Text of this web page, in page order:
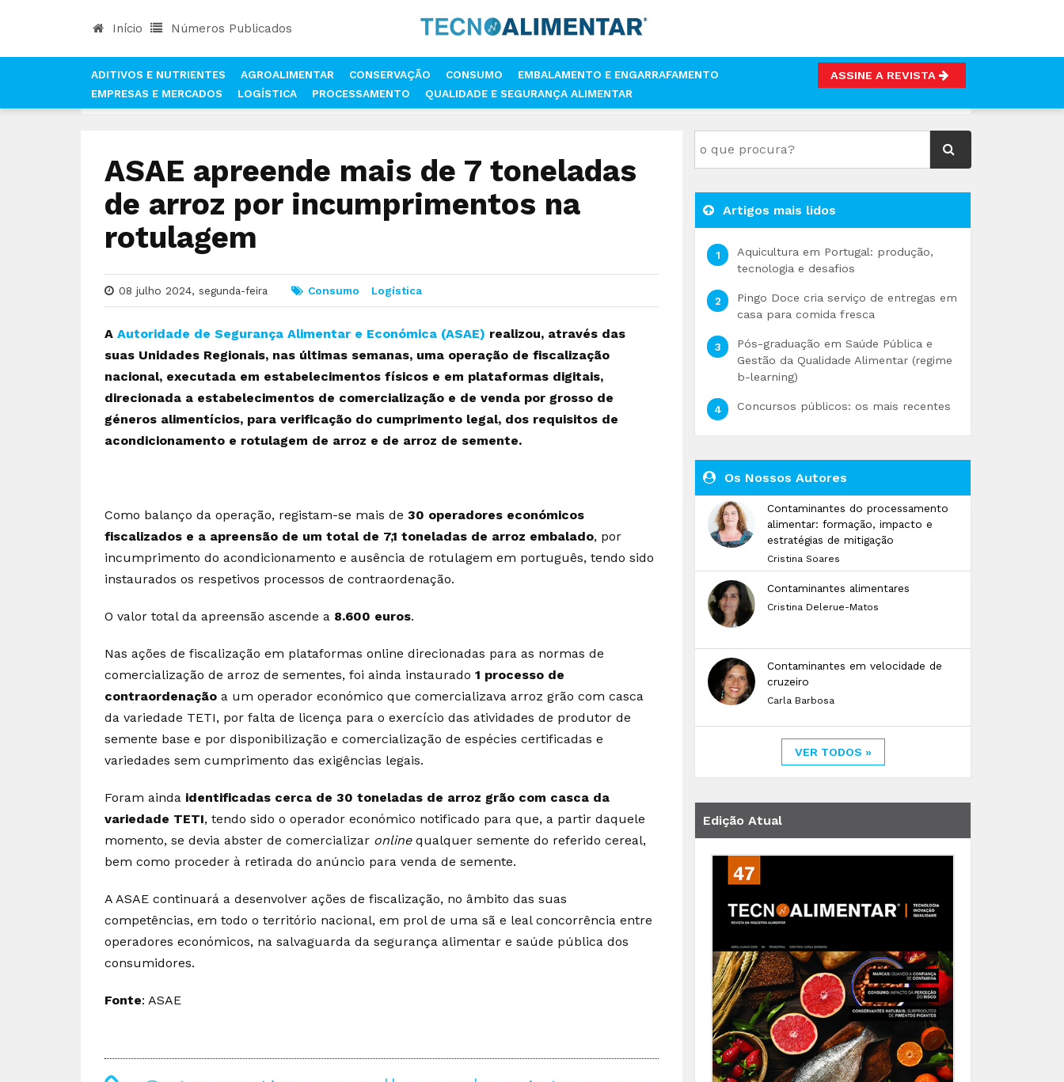
Início Números Publicados
ADITIVOS E NUTRIENTES AGROALIMENTAR CONSERVAÇÃO CONSUMO
EMBALAMENTO E ENGARRAFAMENTO
EMPRESAS E MERCADOS
LOGÍSTICA PROCESSAMENTO QUALIDADE E SEGURANÇA ALIMENTAR
ASSINE A REVISTA
ASAE APREENDE MAIS DE 7 TONELADAS DE ARROZ POR INCUMPRIMENTOS NA ROTULAGEM
ASAE apreende mais de 7 toneladas
de arroz por incumprimentos na
rotulagem
08 julho 2024, segunda-feira Consumo Logística
A Autoridade de Segurança Alimentar e Económica (ASAE) realizou, através das
suas Unidades Regionais, nas últimas semanas, uma operação de fiscalização
nacional, executada em estabelecimentos físicos e em plataformas digitais,
direcionada a estabelecimentos de comercialização e de venda por grosso de
géneros alimentícios, para verificação do cumprimento legal, dos requisitos de
acondicionamento e rotulagem de arroz e de arroz de semente.
Como balanço da operação, registam-se mais de 30 operadores económicos
fiscalizados e a apreensão de um total de 7,1 toneladas de arroz embalado, por
incumprimento do acondicionamento e ausência de rotulagem em português, tendo sido
instaurados os respetivos processos de contraordenação.
O valor total da apreensão ascende a 8.600 euros.
Nas ações de fiscalização em plataformas online direcionadas para as normas de
comercialização de arroz de sementes, foi ainda instaurado 1 processo de
contraordenação a um operador económico que comercializava arroz grão com casca
da variedade TETI, por falta de licença para o exercício das atividades de produtor de
semente base e por disponibilização e comercialização de espécies certificadas e
variedades sem cumprimento das exigências legais.
Foram ainda identificadas cerca de 30 toneladas de arroz grão com casca da
variedade TETI, tendo sido o operador económico notificado para que, a partir daquele
momento, se devia abster de comercializar online qualquer semente do referido cereal,
bem como proceder à retirada do anúncio para venda de semente.
A ASAE continuará a desenvolver ações de fiscalização, no âmbito das suas
competências, em todo o território nacional, em prol de uma sã e leal concorrência entre
operadores económicos, na salvaguarda da segurança alimentar e saúde pública dos
consumidores.
Fonte: ASAE
Artigos mais lidos
Aquicultura em Portugal: produção,
tecnologia e desafios
Pingo Doce cria serviço de entregas em
casa para comida fresca
Pós-graduação em Saúde Pública e
Gestão da Qualidade Alimentar (regime
b-learning)
Concursos públicos: os mais recentes
Os Nossos Autores
Contaminantes do processamento
alimentar: formação, impacto e
estratégias de mitigação
Cristina Soares
Contaminantes alimentares
Cristina Delerue-Matos
Contaminantes em velocidade de
cruzeiro
Carla Barbosa
VER TODOS »
Edição Atual